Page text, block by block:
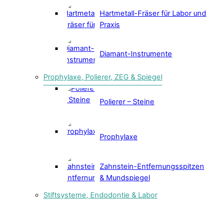
Hartmetall-Fräser für Labor und
Praxis
Diamant-Instrumente
Prophylaxe, Polierer, ZEG & Spiegel
Polierer – Steine
Prophylaxe
Zahnstein-Entfernungsspitzen
& Mundspiegel
Stiftsysteme, Endodontie & Labor